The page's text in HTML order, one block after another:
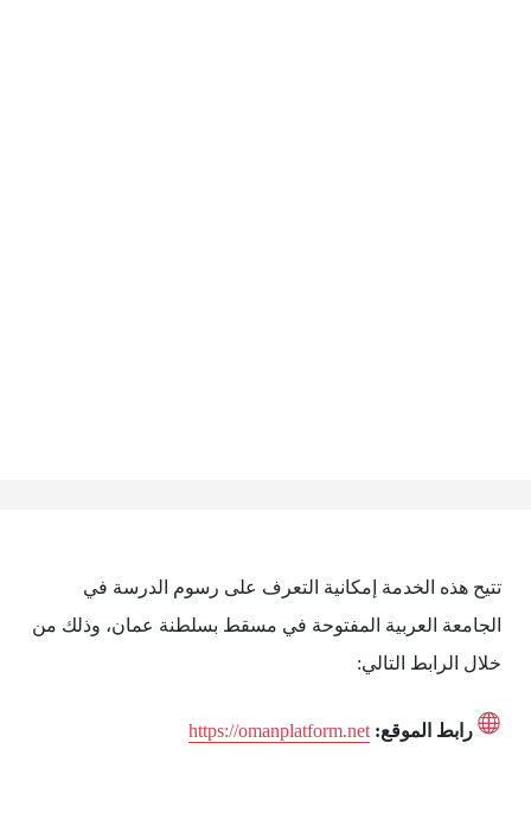
تتيح هذه الخدمة إمكانية التعرف على رسوم الدرسة في
الجامعة العربية المفتوحة في مسقط بسلطنة عمان، وذلك من
خلال الرابط التالي:
رابط الموقع: https://omanplatform.net